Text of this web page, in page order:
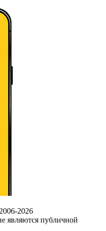
2026
являются публичной